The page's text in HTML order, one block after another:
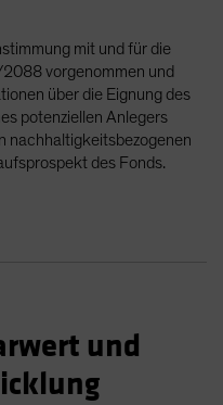
mit und für die
vorgenommen und
über die Eignung des
potenziellen Anlegers
nachhaltigkeitsbezogenen
des Fonds.
und